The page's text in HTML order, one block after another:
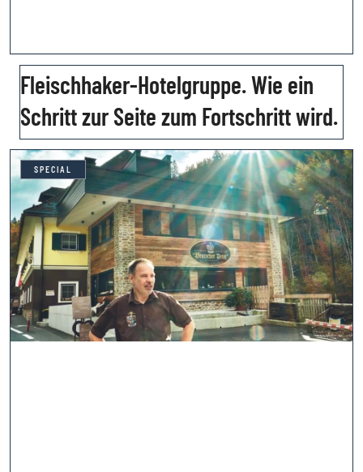
Fleischhaker-Hotelgruppe. Wie ein
Schritt zur Seite zum Fortschritt wird.
SPECIAL